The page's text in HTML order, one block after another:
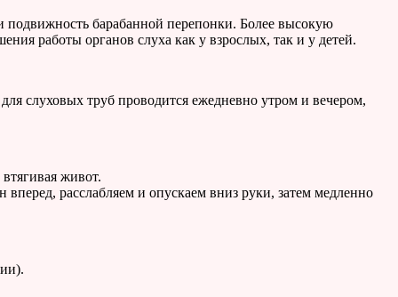
барабанной перепонки. Более высокую
работы органов слуха как у взрослых, так и у детей.
слуховых труб проводится ежедневно утром и вечером,
живот.
расслабляем и опускаем вниз руки, затем медленно